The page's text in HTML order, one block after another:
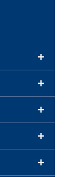
+
+
+
+
+